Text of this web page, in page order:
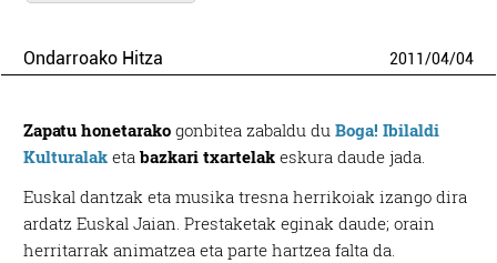
Ondarroako Hitza 2011/04/04
Zapatu honetarako gonbitea zabaldu duBoga! Ibilaldi
Kulturalak etabazkari txartelak eskura daude jada.
Euskal dantzak eta musika tresna herrikoiak izango dira
ardatz Euskal Jaian. Prestaketak eginak daude; orain
herritarrak animatzea eta parte hartzea falta da.